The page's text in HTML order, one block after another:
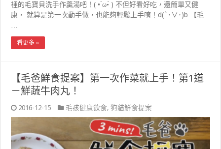
裡的毛寶貝洗手作羹湯吧！( • ̀ω•́ ) 不但好看好吃，還簡單又健
康， 就算是第一次動手做，也能夠輕鬆上手唷！d(`･∀･)b 【毛
…
看更多 »
【毛爸鮮食提案】第一次作菜就上手！第1道
－鮮蔬牛肉丸！
2016-12-15 毛孩健康飲食,狗貓鮮食提案